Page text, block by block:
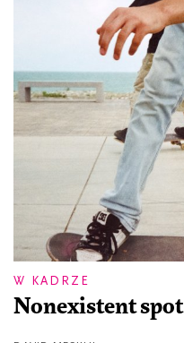
W KADRZE
Nonexistent spot